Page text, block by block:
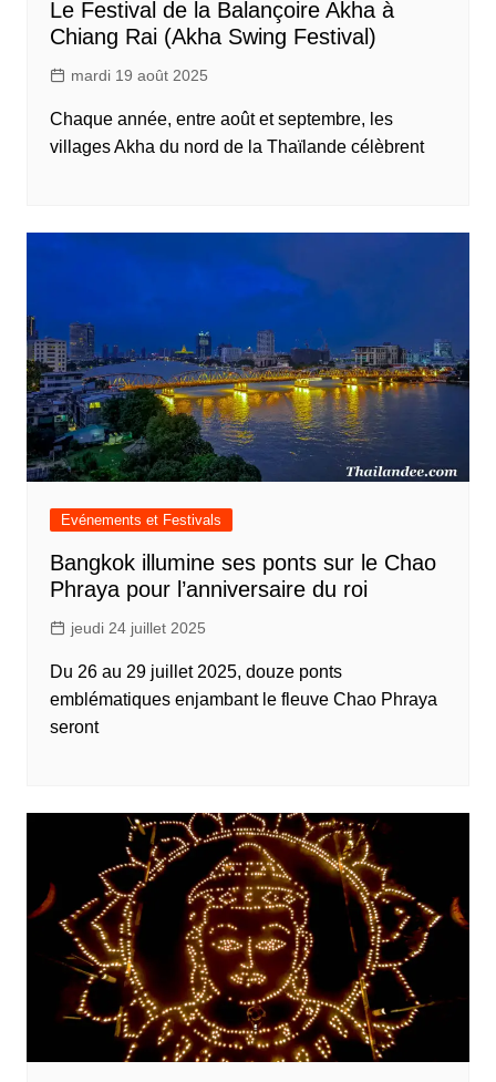
Le Festival de la Balançoire Akha à
Chiang Rai (Akha Swing Festival)
mardi 19 août 2025
Chaque année, entre août et septembre, les
villages Akha du nord de la Thaïlande célèbrent
Evénements et Festivals
Bangkok illumine ses ponts sur le Chao
Phraya pour l’anniversaire du roi
jeudi 24 juillet 2025
Du 26 au 29 juillet 2025, douze ponts
emblématiques enjambant le fleuve Chao Phraya
seront